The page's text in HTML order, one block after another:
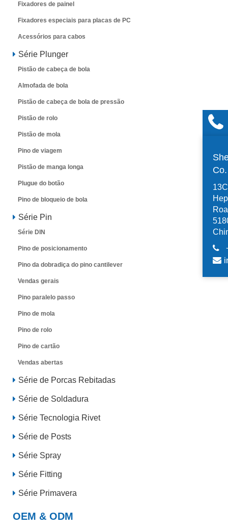
Fixadores de painel
Fixadores especiais para placas de PC
Acessórios para cabos
Série Plunger
Pistão de cabeça de bola
Almofada de bola
Pistão de cabeça de bola de pressão
Pistão de rolo
Pistão de mola
Pino de viagem
Pistão de manga longa
Plugue do botão
Pino de bloqueio de bola
Série Pin
Série DIN
Pino de posicionamento
Pino da dobradiça do pino cantilever
Vendas gerais
Pino paralelo passo
Pino de mola
Pino de rolo
Pino de cartão
Vendas abertas
Série de Porcas Rebitadas
Série de Soldadura
Série Tecnologia Rivet
Série de Posts
Série Spray
Série Fitting
Série Primavera
OEM & ODM